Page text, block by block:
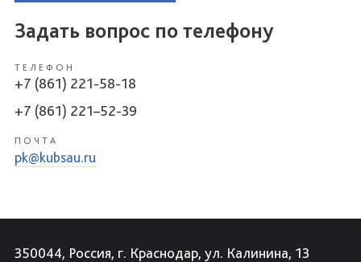
Задать вопрос по телефону
ТЕЛЕФОН
+7 (861) 221-58-18
+7 (861) 221–52-39
ПОЧТА
pk@kubsau.ru
350044, Россия, г. Краснодар, ул. Калинина, 13